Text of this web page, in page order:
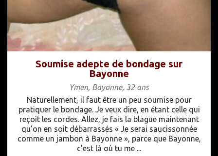
Soumise adepte de bondage sur
Bayonne
Ymen, Bayonne, 32 ans
Naturellement, il faut être un peu soumise pour
pratiquer le bondage. Je veux dire, en étant celle qui
reçoit les cordes. Allez, je fais la blague maintenant
qu’on en soit débarrassés « Je serai saucissonnée
comme un jambon à Bayonne », parce que Bayonne,
c’est là où tu me ...